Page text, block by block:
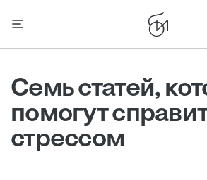
Семь статей,
помогут
стрессом